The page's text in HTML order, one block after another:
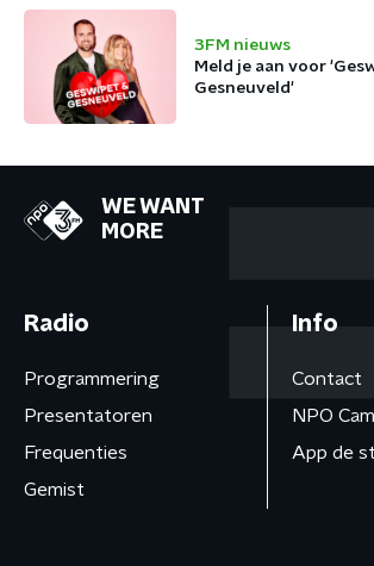
3FM nieuws
Meld je aan voor
Gesneuveld'
WE WANT
MORE
Radio
Programmering
Presentatoren
Frequenties
Gemist
Info
Contact
NPO
App de